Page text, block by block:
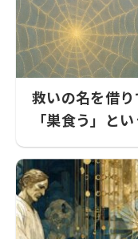
救いの名を借
「巣食う」と